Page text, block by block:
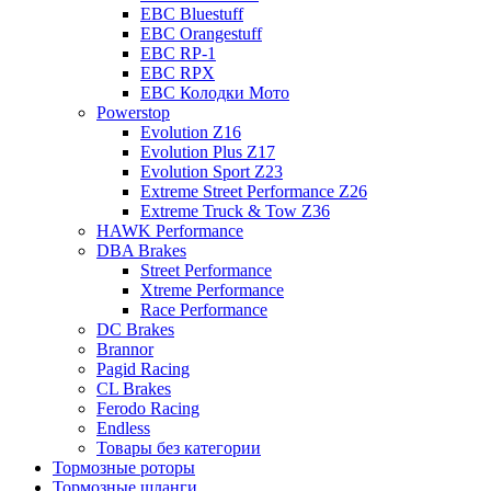
EBC Bluestuff
EBC Orangestuff
EBC RP-1
EBC RPX
EBC Колодки Мото
Powerstop
Evolution Z16
Evolution Plus Z17
Evolution Sport Z23
Extreme Street Performance Z26
Extreme Truck & Tow Z36
HAWK Performance
DBA Brakes
Street Performance
Xtreme Performance
Race Performance
DC Brakes
Brannor
Pagid Racing
CL Brakes
Ferodo Racing
Endless
Товары без категории
Тормозные роторы
Тормозные шланги